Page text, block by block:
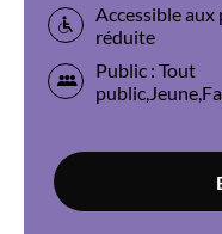
Accessible
réduite
Public : Tout